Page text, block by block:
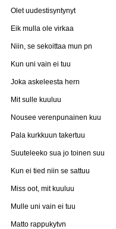
Olet uudestisyntynyt
Eik mulla ole virkaa
Niin, se sekoittaa mun pn
Kun uni vain ei tuu
Joka askeleesta hern
Mit sulle kuuluu
Nousee verenpunainen kuu
Pala kurkkuun takertuu
Suuteleeko sua jo toinen suu
Kun ei tied niin se sattuu
Miss oot, mit kuuluu
Mulle uni vain ei tuu
Matto rappukytvn